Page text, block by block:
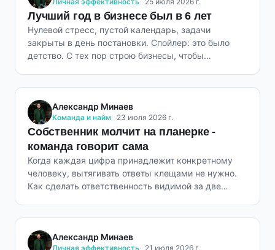
Лучший год в бизнесе был в 6 лет
Нулевой стресс, пустой календарь, задачи
закрыты в день постановки. Спойлер: это было
детство. С тех пор строю бизнесы, чтобы
Александр Минаев
Команда и найм 23 июля 2026 г.
Собственник молчит на планерке -
команда говорит сама
Когда каждая цифра принадлежит конкретному
человеку, вытягивать ответы клещами не нужно.
Как сделать ответственность видимой за две
Александр Минаев
Личная эффективность 21 июля 2026 г.